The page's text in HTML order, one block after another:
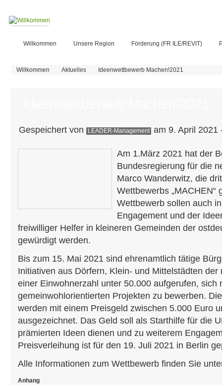
Willkommen Unsere Region Förderung (FR ILE/REVIT)
Sie sind hier
Willkommen Aktuelles Ideenwettbewerb Machen!2021
Gespeichert von LEADER-Management am 9. April 2021
Am 1.März 2021 hat der
Bundesregierung für die
Marco Wanderwitz, die
Wettbewerbs „MACHEN“
Wettbewerb sollen auch
Engagement und der
freiwilliger Helfer in kleineren Gemeinden der
gewürdigt werden.
Bis zum 15. Mai 2021 sind ehrenamtlich tätige
Initiativen aus Dörfern, Klein- und Mittelstädten
einer Einwohnerzahl unter 50.000 aufgerufen, sich
gemeinwohlorientierten Projekten zu bewerben.
werden mit einem Preisgeld zwischen 5.000 Euro
ausgezeichnet. Das Geld soll als Starthilfe für die
prämierten Ideen dienen und zu weiterem
Preisverleihung ist für den 19. Juli 2021 in Berlin
Alle Informationen zum Wettbewerb finden Sie
Anhang